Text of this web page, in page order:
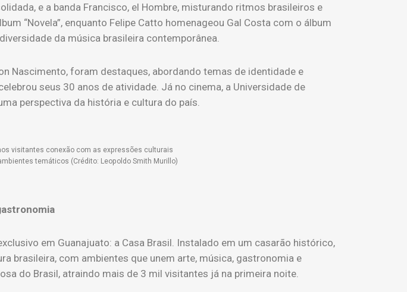
e a banda Francisco, el Hombre, misturando ritmos brasileiros e
“Novela”, enquanto Felipe Catto homenageou Gal Costa com o álbum
da música brasileira contemporânea.
Nascimento, foram destaques, abordando temas de identidade e
seus 30 anos de atividade. Já no cinema, a Universidade de
perspectiva da história e cultura do país.
visitantes conexão com as expressões culturais
temáticos (Crédito: Leopoldo Smith Murillo)
em Guanajuato: a Casa Brasil. Instalado em um casarão histórico,
brasileira, com ambientes que unem arte, música, gastronomia e
do Brasil, atraindo mais de 3 mil visitantes já na primeira noite.